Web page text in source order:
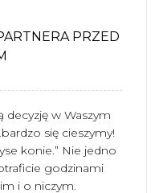
PRZED
decyzję w Waszym
się cieszymy!
konie.” Nie jedno
godzinami
i o niczym.